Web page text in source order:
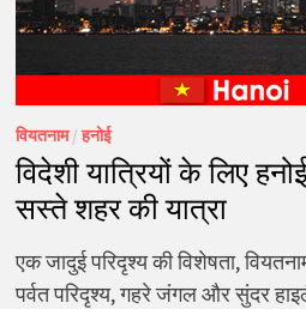
वियतनाम/हनोई
विदेशी यात्रियों के लिए
सस्ते शहर की यात्रा
एक जादुई परिदृश्य की विशेषता,
पर्वत परिदृश्य, गहरे जंगल और सुंदर